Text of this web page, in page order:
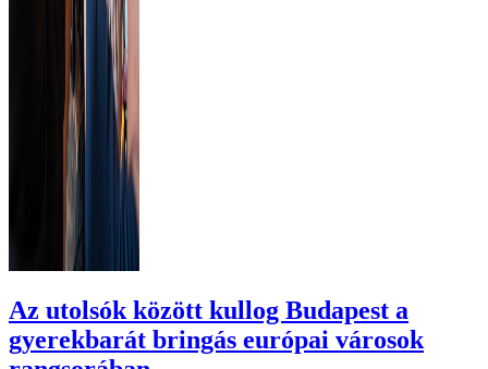
Az utolsók között kullog Budapest a
gyerekbarát bringás európai városok